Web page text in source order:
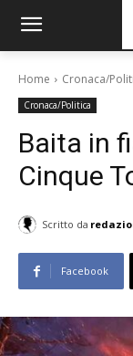
Home Cronaca/
Cronaca/Politica
Baita in
Cinque
Scritto da
Facebook